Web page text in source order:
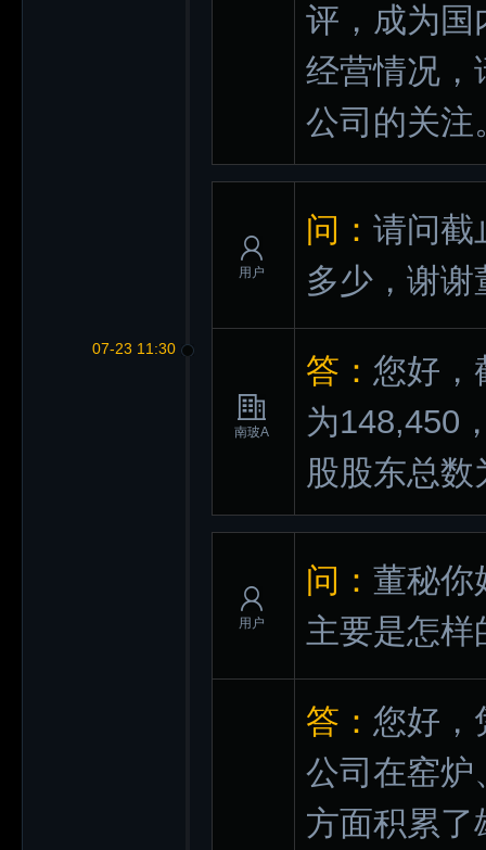
评，成为国
经营情况，
公司的关注
07-23 11:30
用户
问： 请问截
多少，谢谢
南玻A
答： 您好，
为148,450
股股东总
用户
问： 董秘你
主要是怎样
答： 您好，
公司在窑炉
方面积累了